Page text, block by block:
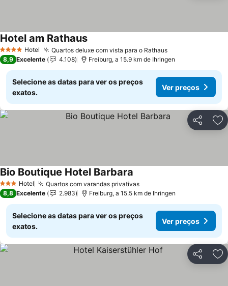
4 EstrelasHotel Quartos deluxe com vista para o RathausVer preços
Hotel am RathausVer preços
8,9 Excelente 4.108 Freiburg, a 15.9 km de Ihringen
Selecione as datas para ver os preços
exatos.
Ver preços
Partilhar
3 EstrelasHotel Quartos com varandas privativasVer preços
Bio Boutique Hotel Barbara
8,8 Excelente 2.983 Freiburg, a 15.5 km de Ihringen
Selecione as datas para ver os preços
exatos.
Ver preços
Partilhar